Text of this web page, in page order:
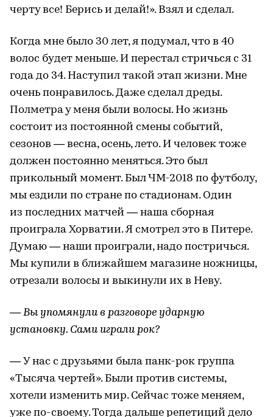
черту все! Берись и делай!». Взял и сделал.
Когда мне было 30 лет, я подумал, что в 40
волос будет меньше. И перестал стричься с 31
года до 34. Наступил такой этап жизни. Мне
очень понравилось. Даже сделал дреды.
Полметра у меня были волосы. Но жизнь
состоит из постоянной смены событий,
сезонов — весна, осень, лето. И человек тоже
должен постоянно меняться. Это был
прикольный момент. Был ЧМ-2018 по футболу,
мы ездили по стране по стадионам. Один
из последних матчей — наша сборная
проиграла Хорватии. Я смотрел это в Питере.
Думаю — наши проиграли, надо постричься.
Мы купили в ближайшем магазине ножницы,
отрезали волосы и выкинули их в Неву.
— Вы упомянули в разговоре ударную
установку. Сами играли рок?
— У нас с друзьями была панк-рок группа
«Тысяча чертей». Были против системы,
хотели изменить мир. Сейчас тоже меняем,
уже по-своему. Тогда дальше репетиций дело